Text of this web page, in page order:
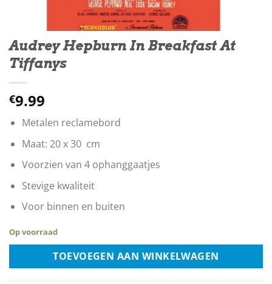
Audrey Hepburn In Breakfast At
Tiffanys
€9.99
Metalen reclamebord
Maat: 20 x 30 cm
Voorzien van 4 ophanggaatjes
Stevige kwaliteit
Voor binnen en buiten
Op voorraad
TOEVOEGEN AAN WINKELWAGEN